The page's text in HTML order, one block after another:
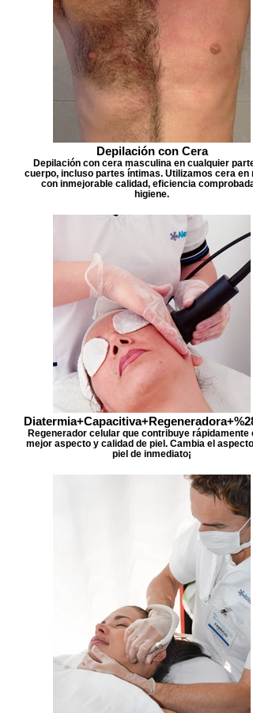
Depilación con Cera
Depilación con cera masculina en cualquier parte
cuerpo, incluso partes íntimas. Utilizamos cera en
con inmejorable calidad, eficiencia comprobada
higiene.
Regenerador celular que contribuye rápidamente
mejor aspecto y calidad de piel. Cambia el aspecto
piel de inmediato¡